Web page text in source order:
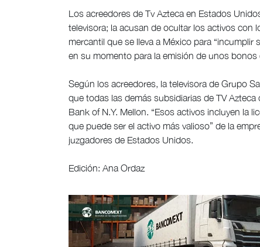
Los acreedores de Tv Azteca en Estados
televisora; la acusan de ocultar los activos con
mercantil que se lleva a México para
en su momento para la emisión de unos
Según los acreedores, la televisora de Grupo
que todas las demás subsidiarias de TV
Bank of N.Y. Mellon. “Esos activos incluyen la
que puede ser el activo más valioso” de la
juzgadores de Estados Unidos.
Edición: Ana Ordaz